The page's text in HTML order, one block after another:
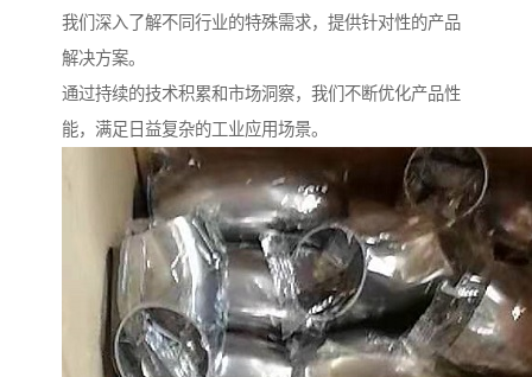
我们深入了解不同行业的特殊需求，提供针对性的产品
解决方案。
通过持续的技术积累和市场洞察，我们不断优化产品性
能，满足日益复杂的工业应用场景。